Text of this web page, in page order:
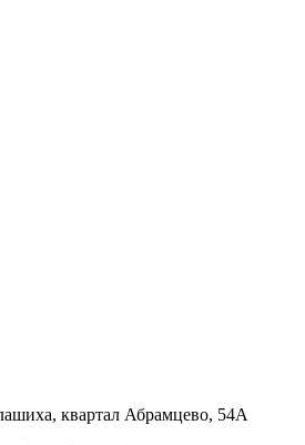
квартал Абрамцево, 54А